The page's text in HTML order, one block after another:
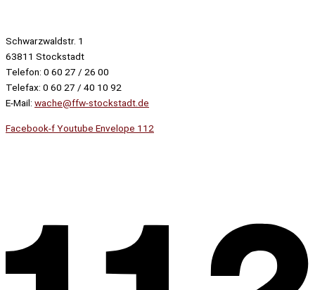
Schwarzwaldstr. 1
63811 Stockstadt
Telefon: 0 60 27 / 26 00
Telefax: 0 60 27 / 40 10 92
E-Mail: wache@ffw-stockstadt.de
Facebook-fYoutube Envelope 112